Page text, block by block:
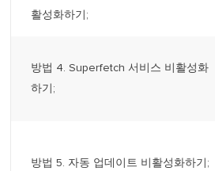
활성화하기;
방법 4. Superfetch 서비스 비활성화
하기;
방법 5. 자동 업데이트 비활성화하기;